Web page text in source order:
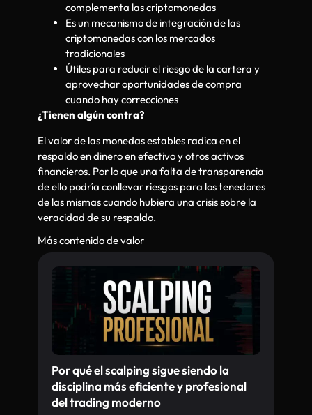
complementa las criptomonedas
Es un mecanismo de integración de las
criptomonedas con los mercados
tradicionales
Útiles para reducir el riesgo de la cartera y
aprovechar oportunidades de compra
cuando hay correcciones
¿Tienen algún contra?
El valor de las monedas estables radica en el
respaldo en dinero en efectivo y otros activos
financieros. Por lo que una falta de transparencia
de ello podría conllevar riesgos para los tenedores
de las mismas cuando hubiera una crisis sobre la
veracidad de su respaldo.
Más contenido de valor
Por qué el scalping sigue siendo la
disciplina más eficiente y profesional
del trading moderno